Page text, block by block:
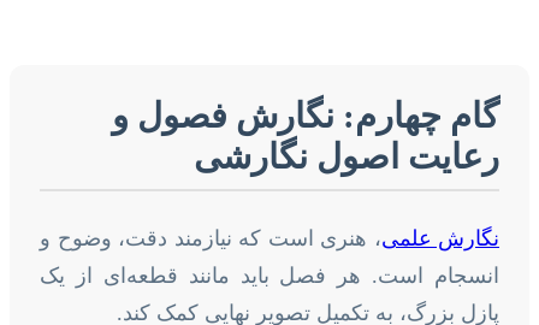
گام چهارم: نگارش فصول و
رعایت اصول نگارشی
نگارش علمی، هنری است که نیازمند دقت، وضوح و
انسجام است. هر فصل باید مانند قطعه‌ای از یک
پازل بزرگ، به تکمیل تصویر نهایی کمک کند.